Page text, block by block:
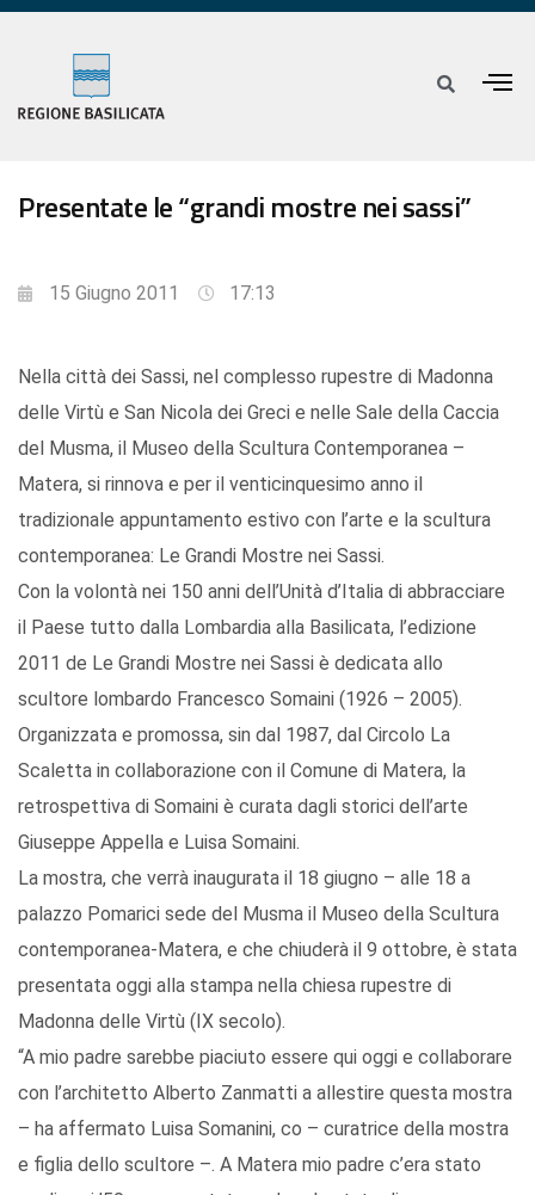
Presentate le “grandi mostre nei sassi”
15 Giugno 2011 17:13
Nella città dei Sassi, nel complesso rupestre di Madonna
delle Virtù e San Nicola dei Greci e nelle Sale della Caccia
del Musma, il Museo della Scultura Contemporanea –
Matera, si rinnova e per il venticinquesimo anno il
tradizionale appuntamento estivo con l’arte e la scultura
contemporanea: Le Grandi Mostre nei Sassi.
Con la volontà nei 150 anni dell’Unità d’Italia di abbracciare
il Paese tutto dalla Lombardia alla Basilicata, l’edizione
2011 de Le Grandi Mostre nei Sassi è dedicata allo
scultore lombardo Francesco Somaini (1926 – 2005).
Organizzata e promossa, sin dal 1987, dal Circolo La
Scaletta in collaborazione con il Comune di Matera, la
retrospettiva di Somaini è curata dagli storici dell’arte
Giuseppe Appella e Luisa Somaini.
La mostra, che verrà inaugurata il 18 giugno – alle 18 a
palazzo Pomarici sede del Musma il Museo della Scultura
contemporanea-Matera, e che chiuderà il 9 ottobre, è stata
presentata oggi alla stampa nella chiesa rupestre di
Madonna delle Virtù (IX secolo).
“A mio padre sarebbe piaciuto essere qui oggi e collaborare
con l’architetto Alberto Zanmatti a allestire questa mostra
– ha affermato Luisa Somanini, co – curatrice della mostra
e figlia dello scultore –. A Matera mio padre c’era stato